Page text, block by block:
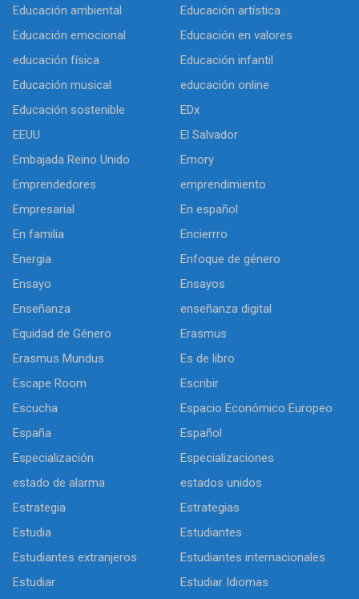
Educación ambiental
Educación artística
Educación emocional
Educación en valores
educación física
Educación infantil
Educación musical
educación online
Educación sostenible
EDx
EEUU
El Salvador
Embajada Reino Unido
Emory
Emprendedores
emprendimiento
Empresarial
En español
En familia
Encierrro
Energia
Enfoque de género
Ensayo
Ensayos
Enseñanza
enseñanza digital
Equidad de Género
Erasmus
Erasmus Mundus
Es de libro
Escape Room
Escribir
Escucha
Espacio Económico Europeo
España
Español
Especialización
Especializaciones
estado de alarma
estados unidos
Estrategia
Estrategias
Estudia
Estudiantes
Estudiantes extranjeros
Estudiantes internacionales
Estudiar
Estudiar Idiomas